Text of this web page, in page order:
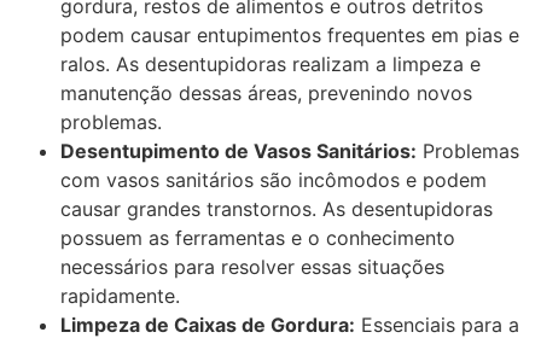
gordura, restos de alimentos e outros detritos
podem causar entupimentos frequentes em pias e
ralos. As desentupidoras realizam a limpeza e
manutenção dessas áreas, prevenindo novos
problemas.
Desentupimento de Vasos Sanitários: Problemas
com vasos sanitários são incômodos e podem
causar grandes transtornos. As desentupidoras
possuem as ferramentas e o conhecimento
necessários para resolver essas situações
rapidamente.
Limpeza de Caixas de Gordura: Essenciais para a